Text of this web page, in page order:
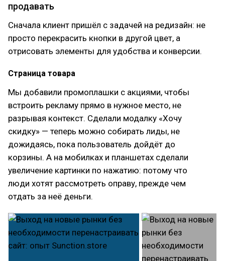
продавать
Сначала клиент пришёл с задачей на редизайн: не
просто перекрасить кнопки в другой цвет, а
отрисовать элементы для удобства и конверсии.
Страница товара
Мы добавили промоплашки с акциями, чтобы
встроить рекламу прямо в нужное место, не
разрывая контекст. Сделали модалку «Хочу
скидку» — теперь можно собирать лиды, не
дожидаясь, пока пользователь дойдёт до
корзины. А на мобилках и планшетах сделали
увеличение картинки по нажатию: потому что
люди хотят рассмотреть оправу, прежде чем
отдать за неё деньги.